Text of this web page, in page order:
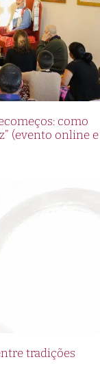
como
(evento online e
tradições